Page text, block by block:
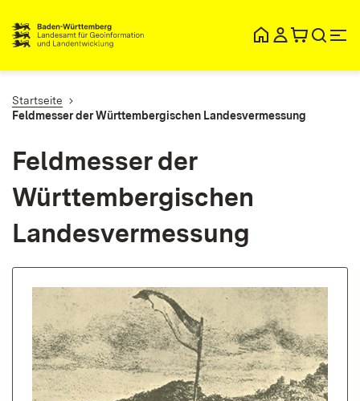
Startseite
Feldmesser der Württembergischen Landesvermessung
Feldmesser der
Württembergischen
Landesvermessung